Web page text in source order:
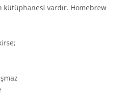
kütüphanesi vardır. Homebrew